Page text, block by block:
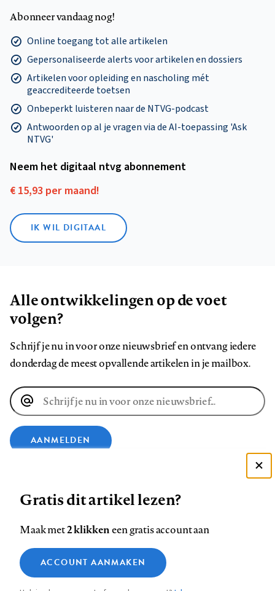
Abonneer vandaag nog!
Online toegang tot alle artikelen
Gepersonaliseerde alerts voor artikelen en dossiers
Artikelen voor opleiding en nascholing mét
geaccrediteerde toetsen
Onbeperkt luisteren naar de NTVG-podcast
Antwoorden op al je vragen via de AI-toepassing 'Ask
NTVG'
Neem het digitaal ntvg abonnement
€ 15,93 per maand!
IK WIL DIGITAAL
Alle ontwikkelingen op de voet
volgen?
Schrijf je nu in voor onze nieuwsbrief en ontvang iedere
donderdag de meest opvallende artikelen in je mailbox.
E-
mailadres
AANMELDEN
op
Facebook
op
LinkedIn
op
Bluesky
ons
op
InstagramYouTube
Footer
Contact Colofon Disclaimer Privacy
Medische vragen verdienen
betrouwbare antwoorden
Zie onze cookie policy
Analytische cookies
Gratis dit artikel lezen?
Maak met2 klikkeneen gratis account aan
ACCOUNT AANMAKEN